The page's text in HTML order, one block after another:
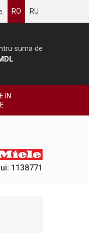
RO RU
suma de
IN
1138771